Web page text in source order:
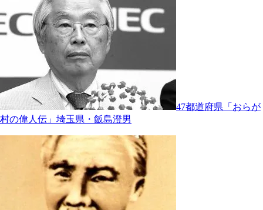
47都道府県「おらが
村の偉人伝」埼玉県・飯島澄男